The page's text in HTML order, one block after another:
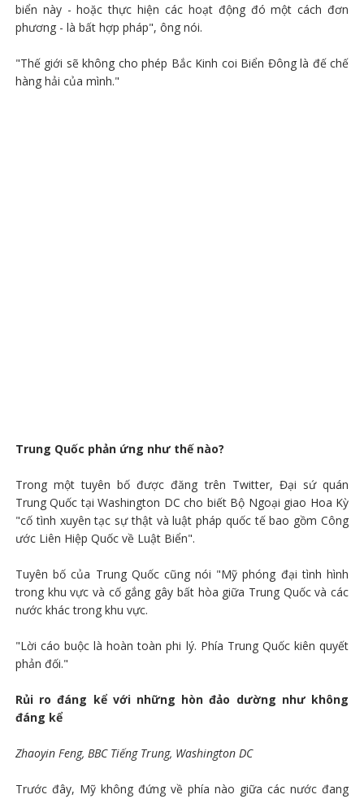
biển này - hoặc thực hiện các hoạt động đó một cách đơn
phương - là bất hợp pháp", ông nói.
"Thế giới sẽ không cho phép Bắc Kinh coi Biển Đông là đế chế
hàng hải của mình."
Trung Quốc phản ứng như thế nào?
Trong một tuyên bố được đăng trên Twitter, Đại sứ quán
Trung Quốc tại Washington DC cho biết Bộ Ngoại giao Hoa Kỳ
"cố tình xuyên tạc sự thật và luật pháp quốc tế bao gồm Công
ước Liên Hiệp Quốc về Luật Biển".
Tuyên bố của Trung Quốc cũng nói "Mỹ phóng đại tình hình
trong khu vực và cố gắng gây bất hòa giữa Trung Quốc và các
nước khác trong khu vực.
"Lời cáo buộc là hoàn toàn phi lý. Phía Trung Quốc kiên quyết
phản đối."
Rủi ro đáng kể với những hòn đảo dường như không
đáng kể
Zhaoyin Feng, BBC Tiếng Trung, Washington DC
Trước đây, Mỹ không đứng về phía nào giữa các nước đang